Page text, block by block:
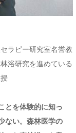
ラピー研究室名誉教
浴研究を進めている
とを体験的に知っ
ない。森林医学の